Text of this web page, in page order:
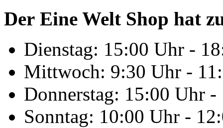
Der Eine Welt Shop hat
Dienstag: 15:00 Uhr -
Mittwoch: 9:30 Uhr -
Donnerstag: 15:00 Uhr
Sonntag: 10:00 Uhr -